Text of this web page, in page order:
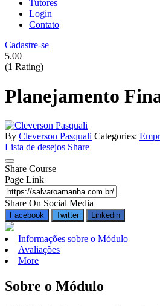
Tutores
Login
Contato
Cadastre-se
5.00
(1 Rating)
Planejamento
By Cleverson Pasquali Categories:
Lista de desejos Share
Share Course
Page Link
Share On Social Media
Facebook Twitter Linkedin
Informações sobre o Módulo
Avaliações
More
Sobre o Módulo